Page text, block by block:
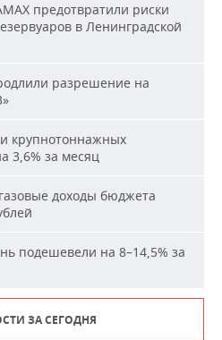
предотвратили риски
в Ленинградской
разрешение на
крупнотоннажных
3,6% за месяц
доходы бюджета
подешевели на 8–14,5% за
ЗА СЕГОДНЯ